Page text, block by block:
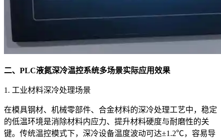
二、PLC液氮深冷温控系统多场景实际应用效果
1. 工业材料深冷处理场景
在模具钢材、机械零部件、合金材料的深冷处理工艺中，稳定
的低温环境是消除材料内应力、提升材料硬度与耐磨性的关
键。传统温控模式下，深冷设备温度波动可达±1.2℃，容易导